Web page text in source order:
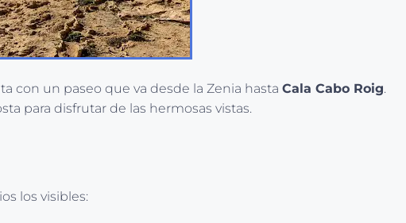
con un paseo que va desde la Zenia hasta Cala Cabo Roig.
para disfrutar de las hermosas vistas.
los visibles: